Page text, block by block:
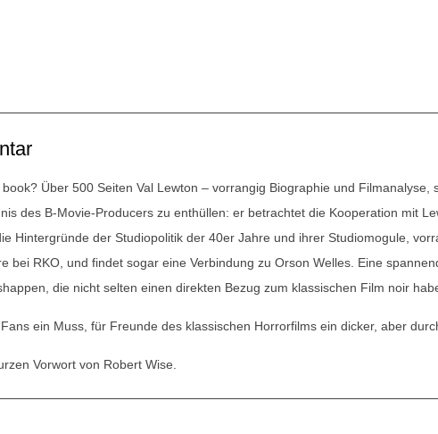
book? Über 500 Seiten Val Lewton – vorrangig Biographie und Filmanalyse,
des B-Movie-Producers zu enthüllen: er betrachtet die Kooperation mit
Hintergründe der Studiopolitik der 40er Jahre und ihrer Studiomogule,
bei RKO, und findet sogar eine Verbindung zu Orson Welles. Eine
die nicht selten einen direkten Bezug zum klassischen Film noir
ein Muss, für Freunde des klassischen Horrorfilms ein dicker, aber
Vorwort von Robert Wise.